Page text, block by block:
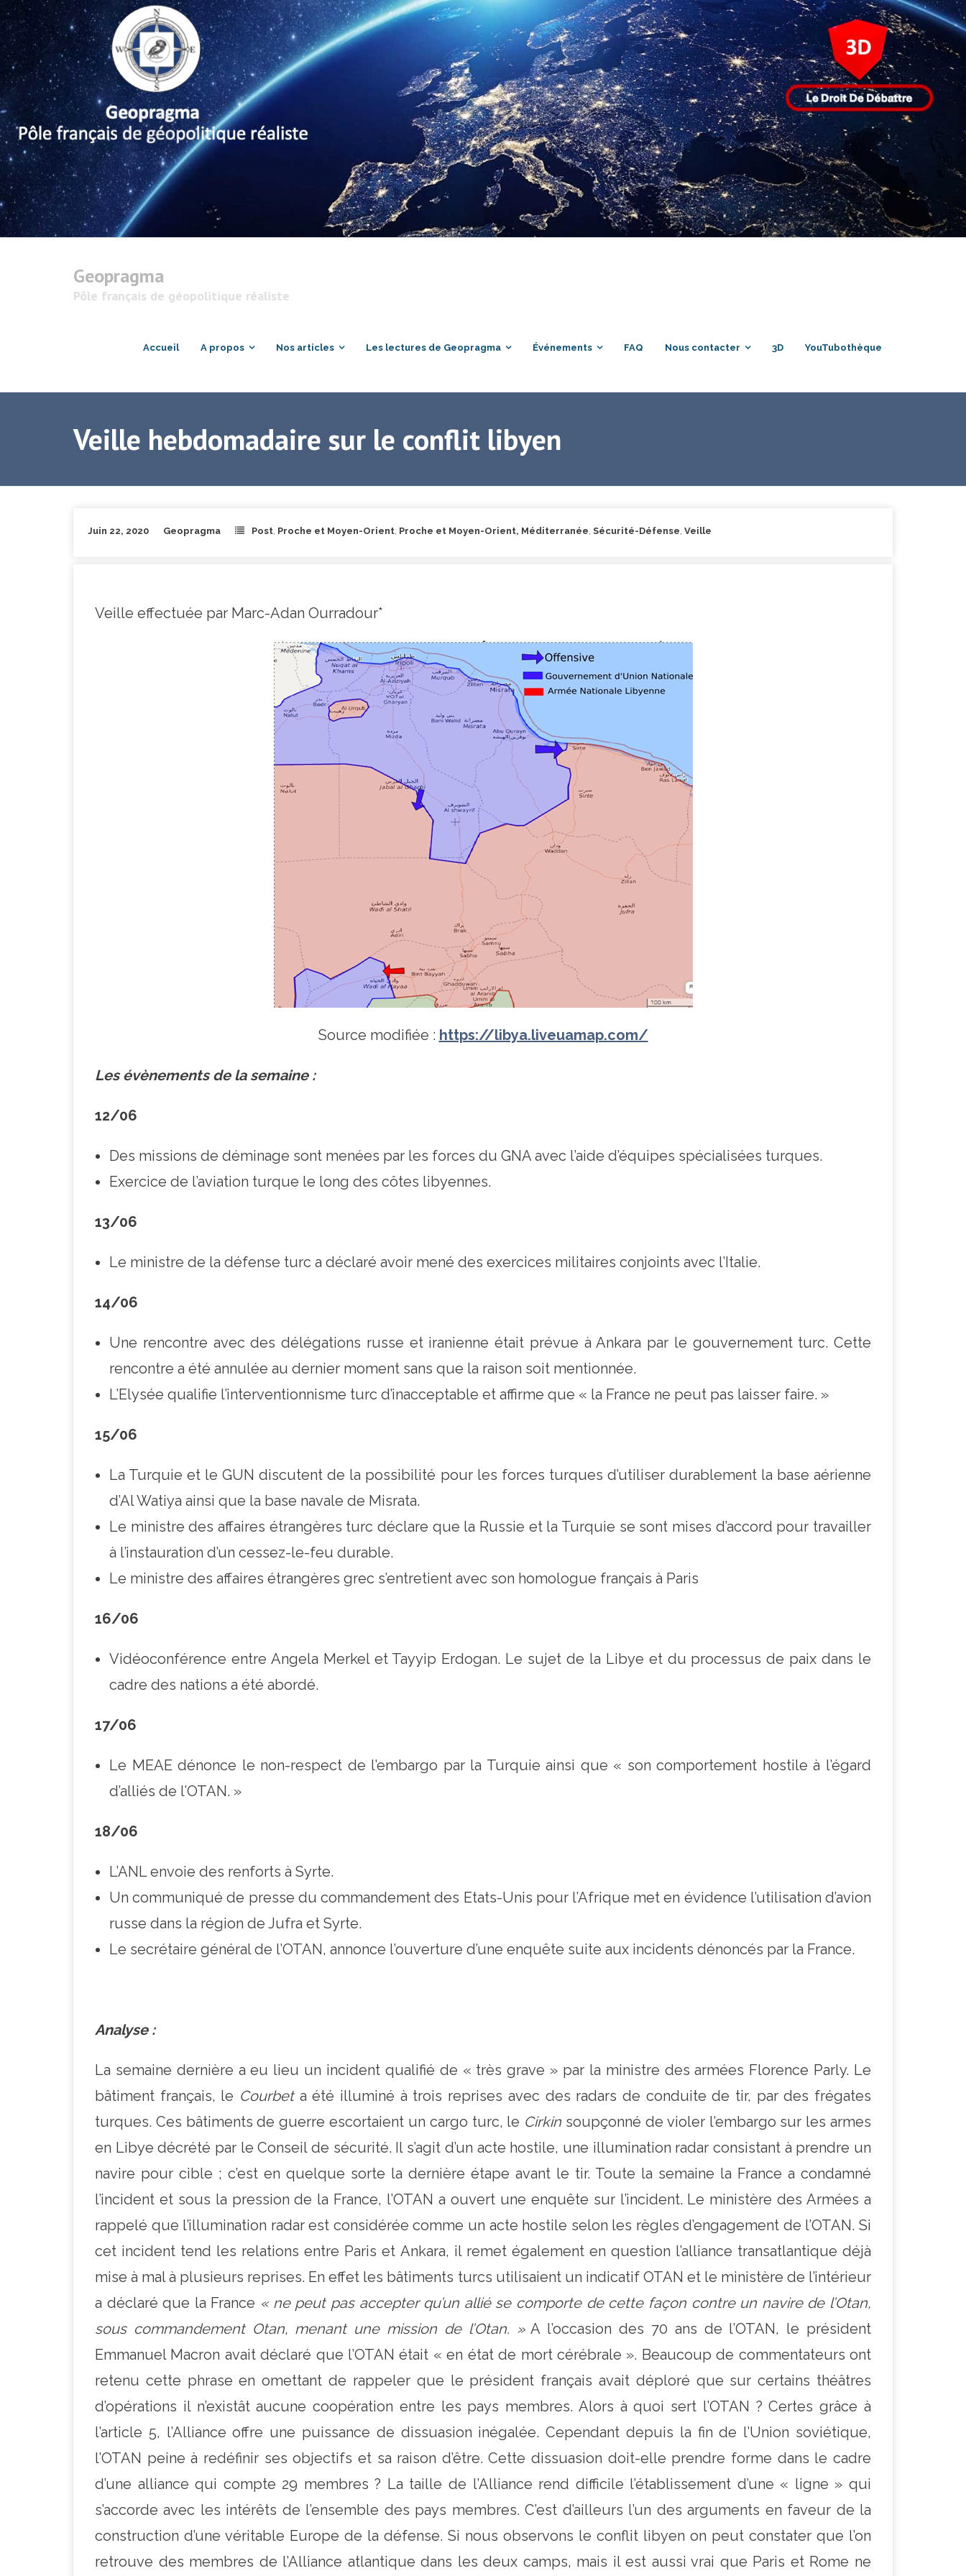
Geopragma
Pôle français de géopolitique réaliste
Accueil A propos Nos articles Les lectures de Geopragma Événements FAQ Nous contacter 3D YouTubothèque
Veille hebdomadaire sur le conflit libyen
Juin 22, 2020 Geopragma Post Proche et Moyen-Orient Proche et Moyen-Orient, Méditerranée Sécurité-Défense Veille
Veille effectuée par Marc-Adan Ourradour*
Source modifiée : https://libya.liveuamap.com/
Les évènements de la semaine :
12/06
Des missions de déminage sont menées par les forces du GNA avec l’aide d’équipes spécialisées turques.
Exercice de l’aviation turque le long des côtes libyennes.
13/06
Le ministre de la défense turc a déclaré avoir mené des exercices militaires conjoints avec l’Italie.
14/06
Une rencontre avec des délégations russe et iranienne était prévue à Ankara par le gouvernement turc. Cette
rencontre a été annulée au dernier moment sans que la raison soit mentionnée.
L’Elysée qualifie l’interventionnisme turc d’inacceptable et affirme que « la France ne peut pas laisser faire. »
15/06
La Turquie et le GUN discutent de la possibilité pour les forces turques d’utiliser durablement la base aérienne
d’Al Watiya ainsi que la base navale de Misrata.
Le ministre des affaires étrangères turc déclare que la Russie et la Turquie se sont mises d’accord pour travailler
à l’instauration d’un cessez-le-feu durable.
Le ministre des affaires étrangères grec s’entretient avec son homologue français à Paris
16/06
Vidéoconférence entre Angela Merkel et Tayyip Erdogan. Le sujet de la Libye et du processus de paix dans le
cadre des nations a été abordé.
17/06
Le MEAE dénonce le non-respect de l’embargo par la Turquie ainsi que « son comportement hostile à l’égard
d’alliés de l’OTAN. »
18/06
L’ANL envoie des renforts à Syrte.
Un communiqué de presse du commandement des Etats-Unis pour l’Afrique met en évidence l’utilisation d’avion
russe dans la région de Jufra et Syrte.
Le secrétaire général de l’OTAN, annonce l’ouverture d’une enquête suite aux incidents dénoncés par la France.
Analyse :
La semaine dernière a eu lieu un incident qualifié de « très grave » par la ministre des armées Florence Parly. Le
bâtiment français, le Courbeta été illuminé à trois reprises avec des radars de conduite de tir, par des frégates
turques. Ces bâtiments de guerre escortaient un cargo turc, le Cirkin soupçonné de violer l’embargo sur les armes
en Libye décrété par le Conseil de sécurité. Il s’agit d’un acte hostile, une illumination radar consistant à prendre un
navire pour cible ; c’est en quelque sorte la dernière étape avant le tir. Toute la semaine la France a condamné
l’incident et sous la pression de la France, l’OTAN a ouvert une enquête sur l’incident. Le ministère des Armées a
rappelé que l’illumination radar est considérée comme un acte hostile selon les règles d’engagement de l’OTAN. Si
cet incident tend les relations entre Paris et Ankara, il remet également en question l’alliance transatlantique déjà
mise à mal à plusieurs reprises. En effet les bâtiments turcs utilisaient un indicatif OTAN et le ministère de l’intérieur
a déclaré que la France « ne peut pas accepter qu’un allié se comporte de cette façon contre un navire de l’Otan,
sous commandement Otan, menant une mission de l’Otan. »A l’occasion des 70 ans de l’OTAN, le président
Emmanuel Macron avait déclaré que l’OTAN était « en état de mort cérébrale ». Beaucoup de commentateurs ont
retenu cette phrase en omettant de rappeler que le président français avait déploré que sur certains théâtres
d’opérations il n’existât aucune coopération entre les pays membres. Alors à quoi sert l’OTAN ? Certes grâce à
l’article 5, l’Alliance offre une puissance de dissuasion inégalée. Cependant depuis la fin de l’Union soviétique,
l’OTAN peine à redéfinir ses objectifs et sa raison d’être. Cette dissuasion doit-elle prendre forme dans le cadre
d’une alliance qui compte 29 membres ? La taille de l’Alliance rend difficile l’établissement d’une « ligne » qui
s’accorde avec les intérêts de l’ensemble des pays membres. C’est d’ailleurs l’un des arguments en faveur de la
construction d’une véritable Europe de la défense. Si nous observons le conflit libyen on peut constater que l’on
retrouve des membres de l’Alliance atlantique dans les deux camps, mais il est aussi vrai que Paris et Rome ne